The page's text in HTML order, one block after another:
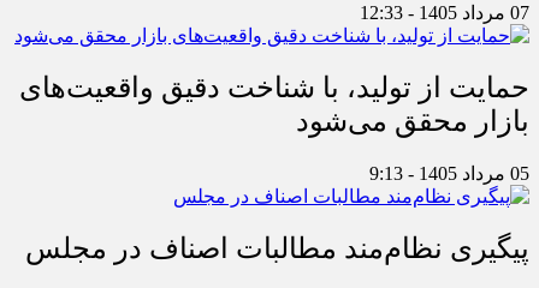
07 مرداد 1405 - 12:33
حمایت از تولید، با شناخت دقیق واقعیت‌های
بازار محقق می‌شود
05 مرداد 1405 - 9:13
پیگیری نظام‌مند مطالبات اصناف در مجلس